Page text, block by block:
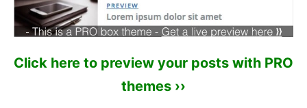
Click here to preview your posts with PRO
themes ››